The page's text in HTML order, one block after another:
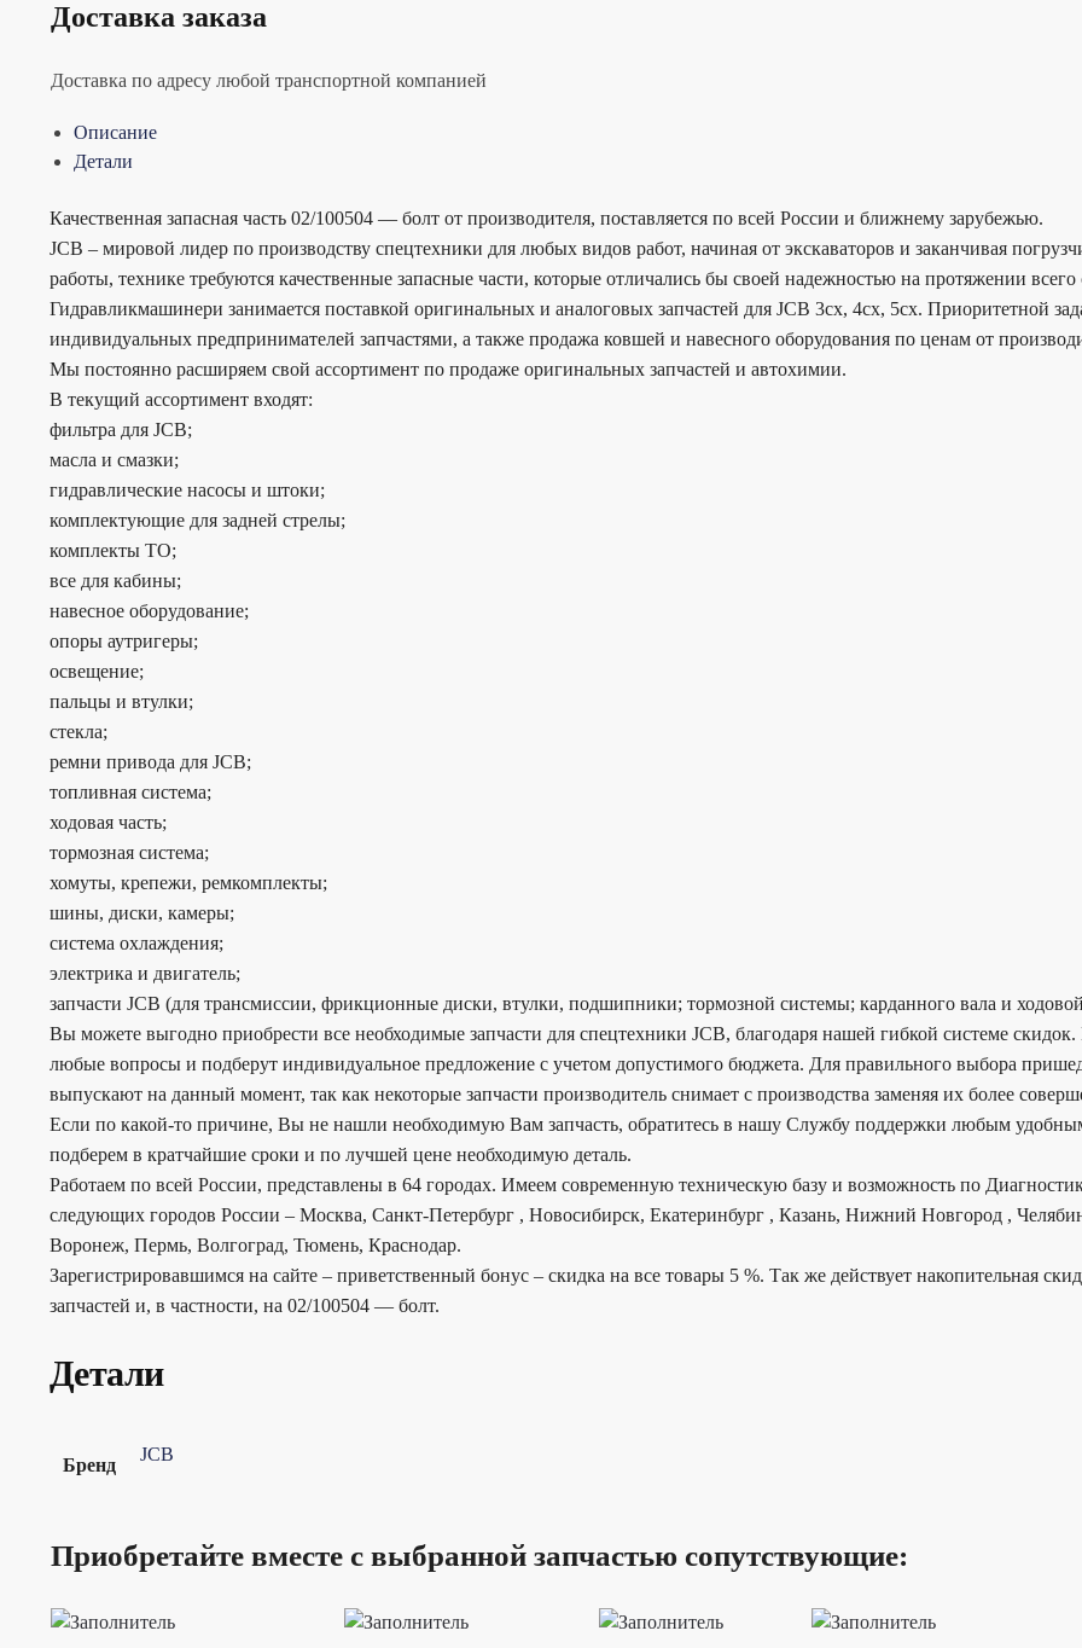
Доставка заказа
Доставка по адресу любой транспортной компанией
Описание
Детали
Качественная запасная часть 02/100504 — болт от производителя, поставляется по всей России и ближнему зарубежью.
JCB – мировой лидер по производству спецтехники для любых видов работ, начиная от экскаваторов и заканчивая
работы, технике требуются качественные запасные части, которые отличались бы своей надежностью на протяжении всего
Гидравликмашинери занимается поставкой оригинальных и аналоговых запчастей для JCB 3cx, 4cx, 5cx. Приоритетной
индивидуальных предпринимателей запчастями, а также продажа ковшей и навесного оборудования по ценам от
Мы постоянно расширяем свой ассортимент по продаже оригинальных запчастей и автохимии.
В текущий ассортимент входят:
фильтра для JCB;
масла и смазки;
гидравлические насосы и штоки;
комплектующие для задней стрелы;
комплекты ТО;
все для кабины;
навесное оборудование;
опоры аутригеры;
освещение;
пальцы и втулки;
стекла;
ремни привода для JCB;
топливная система;
ходовая часть;
тормозная система;
хомуты, крепежи, ремкомплекты;
шины, диски, камеры;
система охлаждения;
электрика и двигатель;
запчасти JCB (для трансмиссии, фрикционные диски, втулки, подшипники; тормозной системы; карданного вала и
Вы можете выгодно приобрести все необходимые запчасти для спецтехники JCB, благодаря нашей гибкой системе
любые вопросы и подберут индивидуальное предложение с учетом допустимого бюджета. Для правильного выбора
выпускают на данный момент, так как некоторые запчасти производитель снимает с производства заменяя их более
Если по какой-то причине, Вы не нашли необходимую Вам запчасть, обратитесь в нашу Службу поддержки любым
подберем в кратчайшие сроки и по лучшей цене необходимую деталь.
Работаем по всей России, представлены в 64 городах. Имеем современную техническую базу и возможность по
следующих городов России – Москва, Санкт-Петербург , Новосибирск, Екатеринбург , Казань, Нижний Новгород ,
Воронеж, Пермь, Волгоград, Тюмень, Краснодар.
Зарегистрировавшимся на сайте – приветственный бонус – скидка на все товары 5 %. Так же действует накопительная
запчастей и, в частности, на 02/100504 — болт.
Детали
Бренд
JCB
Приобретайте вместе с выбранной запчастью сопутствующие: